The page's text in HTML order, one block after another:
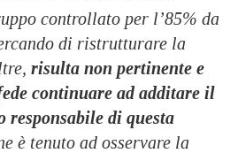
controllato per l’85% da
di ristrutturare la
risulta non pertinente e
continuare ad additare il
responsabile di questa
è tenuto ad osservare la